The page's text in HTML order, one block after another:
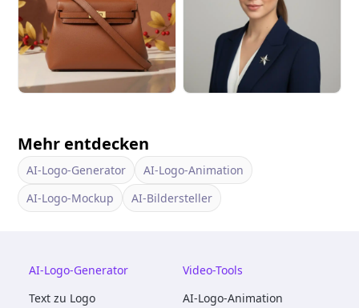
Mehr entdecken
AI-Logo-Generator
AI-Logo-Animation
AI-Logo-Mockup
AI-Bildersteller
AI-Logo-Generator
Text zu Logo
Video-Tools
AI-Logo-Animation